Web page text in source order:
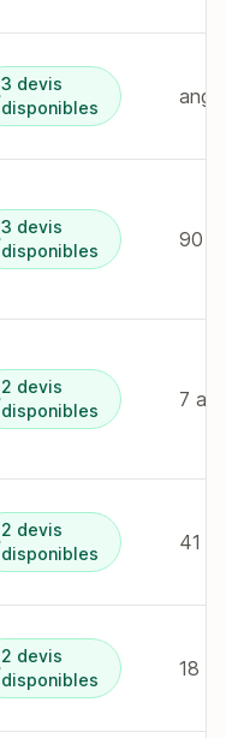
3 devis
disponibles
3 devis
disponibles
90
2 devis
disponibles
7 av
2 devis
disponibles
41 r
2 devis
disponibles